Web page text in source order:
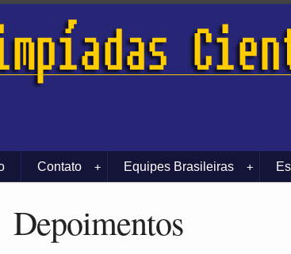
+
Contato +
Equipes Brasileiras
Depoimentos